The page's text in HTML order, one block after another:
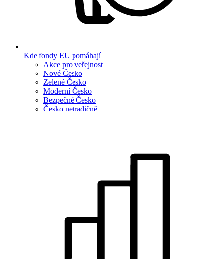
Kde fondy EU pomáhají
Akce pro veřejnost
Nové Česko
Zelené Česko
Moderní Česko
Bezpečné Česko
Česko netradičně